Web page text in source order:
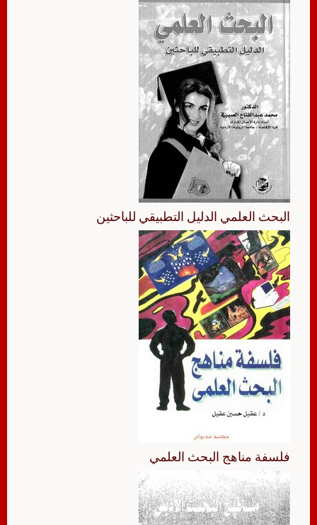
البحث العلمي الدليل التطبيقي للباحثين
فلسفة مناهج البحث العلمي